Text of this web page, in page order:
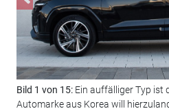
Bild 1 von 15: Ein auffälliger Typ ist
Automarke aus Korea will